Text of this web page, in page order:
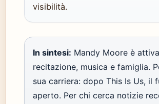
visibilità.
In sintesi: Mandy Moore è
recitazione, musica e famiglia.
sua carriera: dopo This Is Us, il
aperto. Per chi cerca notizie